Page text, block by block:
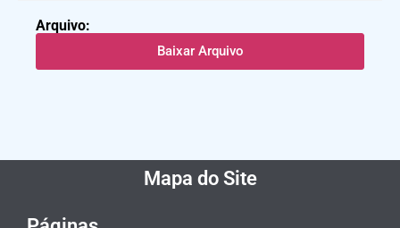
Arquivo:
Baixar Arquivo
Mapa do Site